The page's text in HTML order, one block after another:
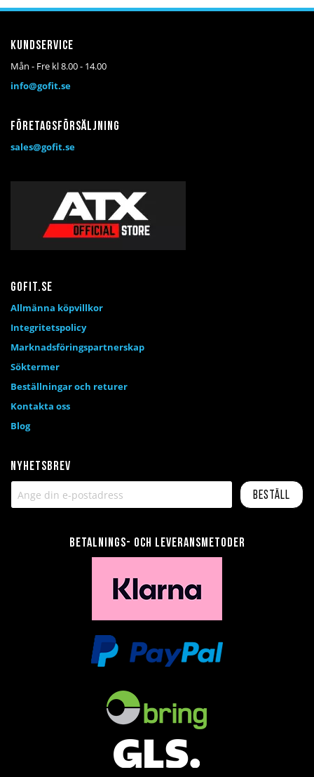
Nyhetsbrev
Beställ
Kundservice
Mån - Fre kl 8.00 - 14.00
info@gofit.se
Företagsförsäljning
sales@gofit.se
Betalnings- och leveransmetoder
Gofit.se
Allmänna köpvillkor
Integritetspolicy
Marknadsföringspartnerskap
Söktermer
Beställningar och returer
Kontakta oss
Blog